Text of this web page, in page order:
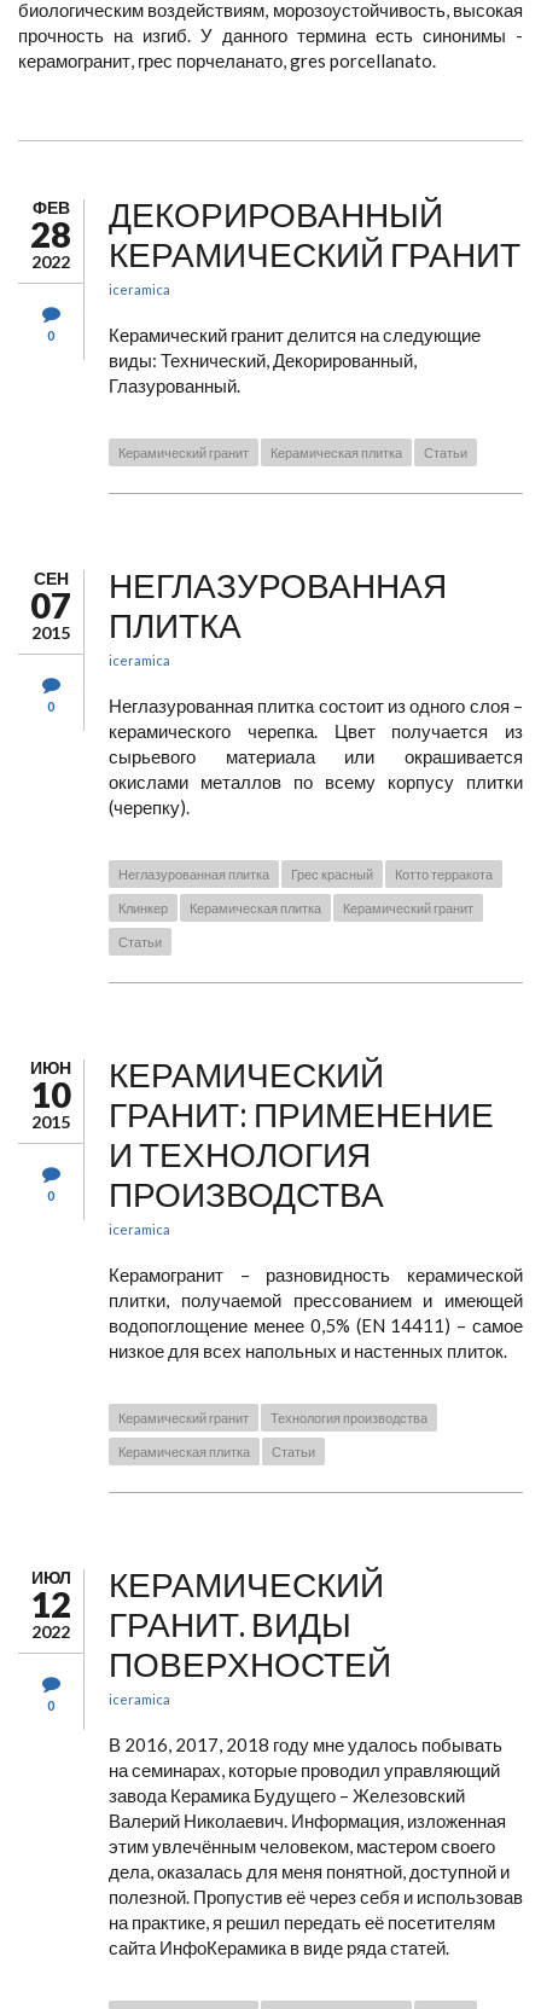
биологическим воздействиям, морозоустойчивость, высокая
прочность на изгиб. У данного термина есть синонимы -
керамогранит, грес порчеланато, gres porcellanato.
ФЕВ
28
2022
0
ДЕКОРИРОВАННЫЙ
КЕРАМИЧЕСКИЙ ГРАНИТ
iceramica
Керамический гранит делится на следующие
виды: Технический, Декорированный,
Глазурованный.
Керамический гранит Керамическая плитка Статьи
СЕН
07
2015
0
НЕГЛАЗУРОВАННАЯ
ПЛИТКА
iceramica
Неглазурованная плитка состоит из одного слоя –
керамического черепка. Цвет получается из
сырьевого материала или окрашивается
окислами металлов по всему корпусу плитки
(черепку).
Неглазурованная плитка Грес красный Котто терракота
Клинкер Керамическая плитка Керамический гранит
Статьи
ИЮН
10
2015
0
КЕРАМИЧЕСКИЙ
ГРАНИТ: ПРИМЕНЕНИЕ
И ТЕХНОЛОГИЯ
ПРОИЗВОДСТВА
iceramica
Керамогранит – разновидность керамической
плитки, получаемой прессованием и имеющей
водопоглощение менее 0,5% (EN 14411) – самое
низкое для всех напольных и настенных плиток.
Керамический гранит Технология производства
Керамическая плитка Статьи
ИЮЛ
12
2022
0
КЕРАМИЧЕСКИЙ
ГРАНИТ. ВИДЫ
ПОВЕРХНОСТЕЙ
iceramica
В 2016, 2017, 2018 году мне удалось побывать
на семинарах, которые проводил управляющий
завода Керамика Будущего – Железовский
Валерий Николаевич. Информация, изложенная
этим увлечённым человеком, мастером своего
дела, оказалась для меня понятной, доступной и
полезной. Пропустив её через себя и использовав
на практике, я решил передать её посетителям
сайта ИнфоКерамика в виде ряда статей.